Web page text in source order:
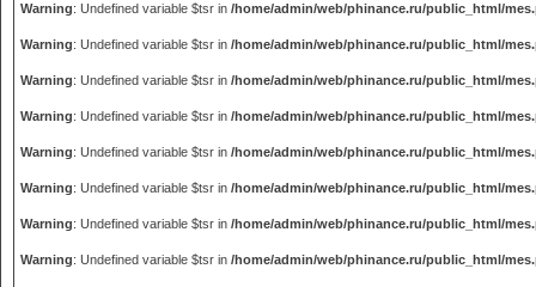
Warning: Undefined variable $tsr in /home/admin/web/phinance.ru/public_html/
Warning: Undefined variable $tsr in /home/admin/web/phinance.ru/public_html/
Warning: Undefined variable $tsr in /home/admin/web/phinance.ru/public_html/
Warning: Undefined variable $tsr in /home/admin/web/phinance.ru/public_html/
Warning: Undefined variable $tsr in /home/admin/web/phinance.ru/public_html/
Warning: Undefined variable $tsr in /home/admin/web/phinance.ru/public_html/
Warning: Undefined variable $tsr in /home/admin/web/phinance.ru/public_html/
Warning: Undefined variable $tsr in /home/admin/web/phinance.ru/public_html/